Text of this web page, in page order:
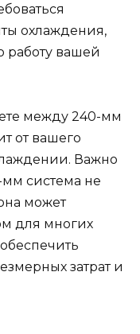
охлаждения,
работу вашей
между 240-мм
от вашего
Важно
мм система не
может
для многих
затрат и